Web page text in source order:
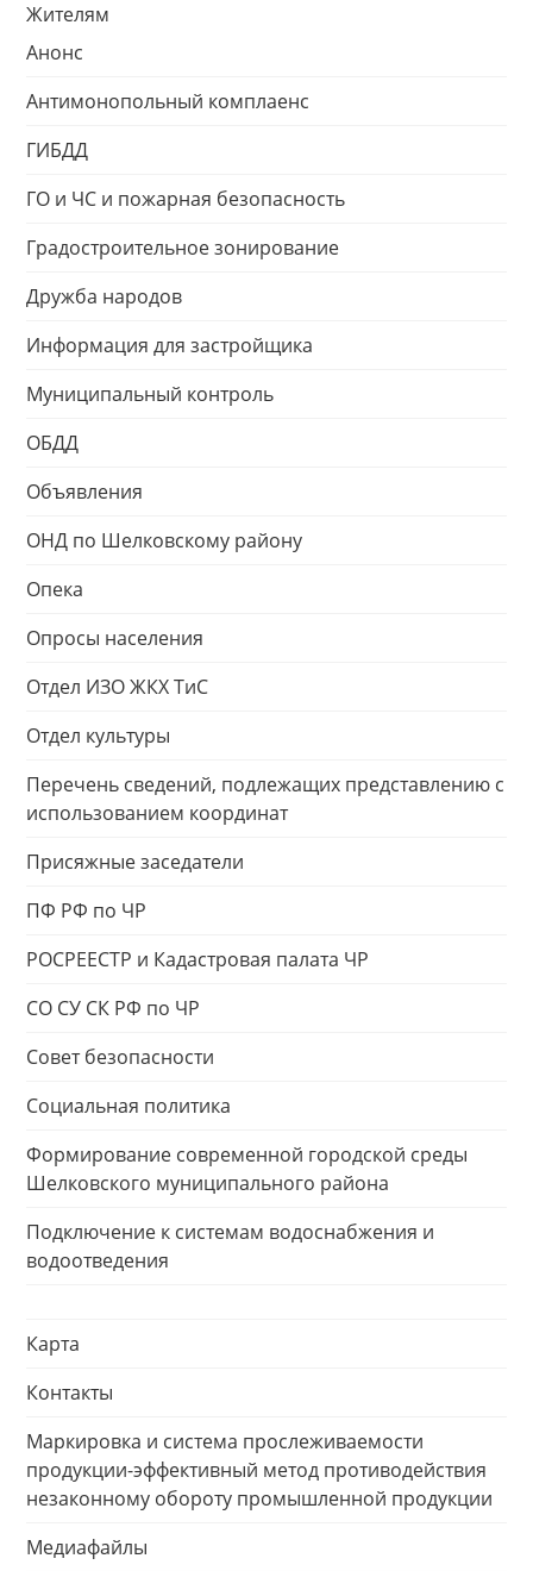
Жителям
Анонс
Антимонопольный комплаенс
ГИБДД
ГО и ЧС и пожарная безопасность
Градостроительное зонирование
Дружба народов
Информация для застройщика
Муниципальный контроль
ОБДД
Объявления
ОНД по Шелковскому району
Опека
Опросы населения
Отдел ИЗО ЖКХ ТиС
Отдел культуры
Перечень сведений, подлежащих представлению с
использованием координат
Присяжные заседатели
ПФ РФ по ЧР
РОСРЕЕСТР и Кадастровая палата ЧР
СО СУ СК РФ по ЧР
Совет безопасности
Социальная политика
Формирование современной городской среды
Шелковского муниципального района
Подключение к системам водоснабжения и
водоотведения
Карта
Контакты
Маркировка и система прослеживаемости
продукции-эффективный метод противодействия
незаконному обороту промышленной продукции
Медиафайлы